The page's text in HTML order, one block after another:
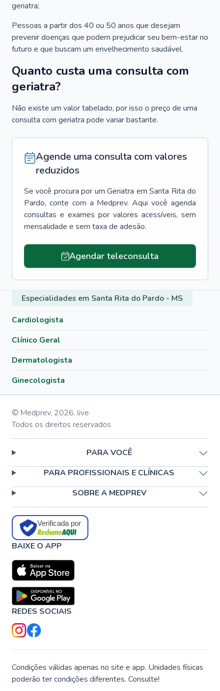
geriatra;
Pessoas a partir dos 40 ou 50 anos que desejam
prevenir doenças que podem prejudicar seu bem-estar no
futuro e que buscam um envelhecimento saudável.
Quanto custa uma consulta com
geriatra?
Não existe um valor tabelado, por isso o preço de uma
consulta com geriatra pode variar bastante.
Agende uma consulta com valores
reduzidos
Se você procura por um Geriatra em Santa Rita do
Pardo, conte com a Medprev. Aqui você agenda
consultas e exames por valores acessíveis, sem
mensalidade e sem taxa de adesão.
Agendar teleconsulta
Especialidades em Santa Rita do Pardo - MS
Cardiologista
Clínico Geral
Dermatologista
Ginecologista
© Medprev, 2026, live
Todos os direitos reservados
PARA VOCÊ
PARA PROFISSIONAIS E CLÍNICAS
SOBRE A MEDPREV
Verificada por
BAIXE O APP
REDES SOCIAIS
Condições válidas apenas no site e app. Unidades físicas
poderão ter condições diferentes. Consulte!